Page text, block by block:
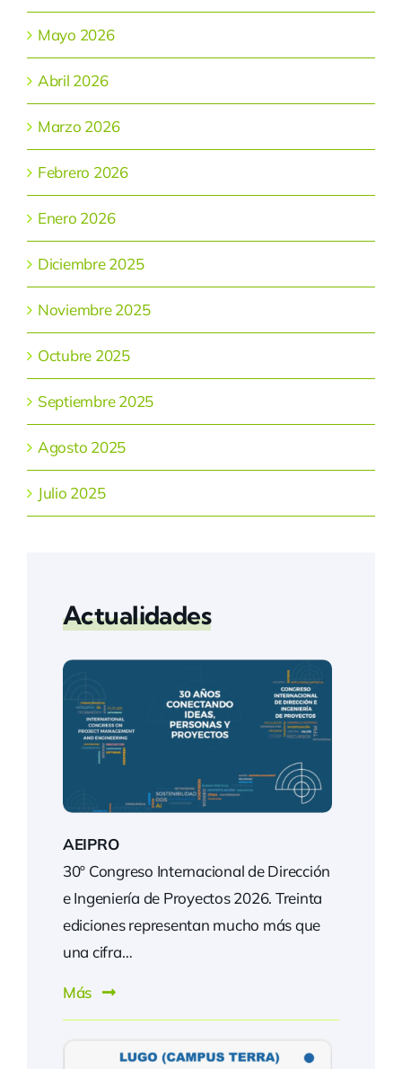
Mayo 2026
Abril 2026
Marzo 2026
Febrero 2026
Enero 2026
Diciembre 2025
Noviembre 2025
Octubre 2025
Septiembre 2025
Agosto 2025
Julio 2025
Actualidades
AEIPRO
30º Congreso Internacional de Dirección
e Ingeniería de Proyectos 2026. Treinta
ediciones representan mucho más que
una cifra…
Más